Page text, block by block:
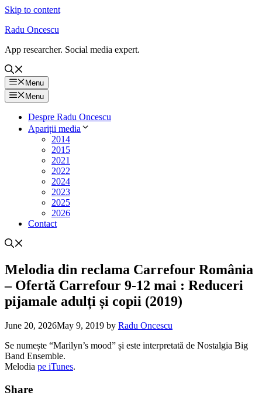
Skip to content
Radu Oncescu
App researcher. Social media expert.
Menu
Menu
Despre Radu Oncescu
Apariții media
2014
2015
2021
2022
2024
2023
2025
2026
Contact
Melodia din reclama Carrefour România
– Ofertă Carrefour 9-12 mai : Reduceri
pijamale adulți și copii (2019)
June 20, 2026May 9, 2019 by Radu Oncescu
Se numește “Marilyn’s mood” și este interpretată de Nostalgia Big
Band Ensemble.
Melodia pe iTunes.
Share